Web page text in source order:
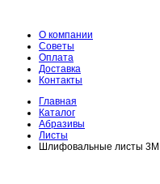
О компании
Советы
Оплата
Доставка
Контакты
Главная
Каталог
Абразивы
Листы
Шлифовальные листы 3M